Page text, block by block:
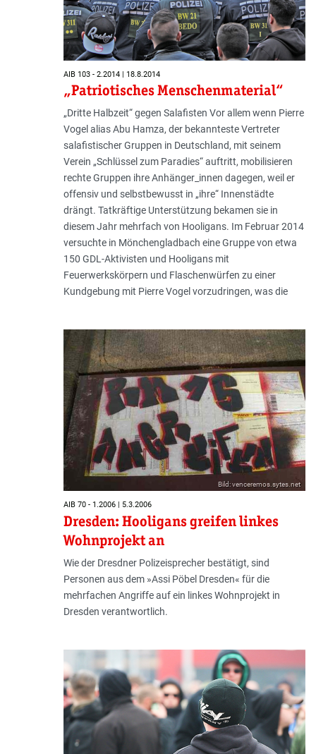
AIB 103 - 2.2014 | 18.8.2014
„Patriotisches Menschenmaterial“
„Dritte Halbzeit“ gegen Salafisten Vor allem wenn Pierre
Vogel alias Abu Hamza, der bekannteste Vertreter
salafistischer Gruppen in Deutschland, mit seinem
Verein „Schlüssel zum Paradies“ auftritt, mobilisie­ren
rechte Gruppen ihre Anhänger_innen dagegen, weil er
offensiv und selbstbewusst in „ihre“ Innenstädte
drängt. Tatkräftige Unter­stützung bekamen sie in
diesem Jahr mehr­fach von Hooligans. Im Februar 2014
versuchte in Mönchengladbach eine Gruppe von etwa
150 GDL-Aktivisten und Hooligans mit
Feuerwerkskörpern und Flaschenwürfen zu einer
Kundgebung mit Pierre Vogel vorzudringen, was die
Bild: venceremos.sytes.net
AIB 70 - 1.2006 | 5.3.2006
Dresden: Hooligans greifen linkes
Wohnprojekt an
Wie der Dresdner Polizeisprecher bestätigt, sind
Personen aus dem »Assi Pöbel Dresden« für die
mehrfachen Angriffe auf ein linkes Wohnprojekt in
Dresden verantwortlich.